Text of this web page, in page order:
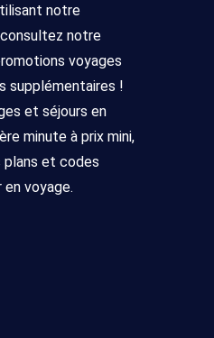
notre
notre
voyages
supplémentaires !
et séjours en
minute à prix mini,
plans et codes
voyage.